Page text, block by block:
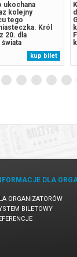
ukochana
kolejny
tego
Król
20. dla
dobrej muzyki.
wieczór będzie
całego
kup bilet
DLA
ORGANIZATORÓW
BILETOWY